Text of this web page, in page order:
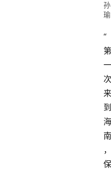
孙
瑜
“
第
一
次
来
到
海
南
，
保